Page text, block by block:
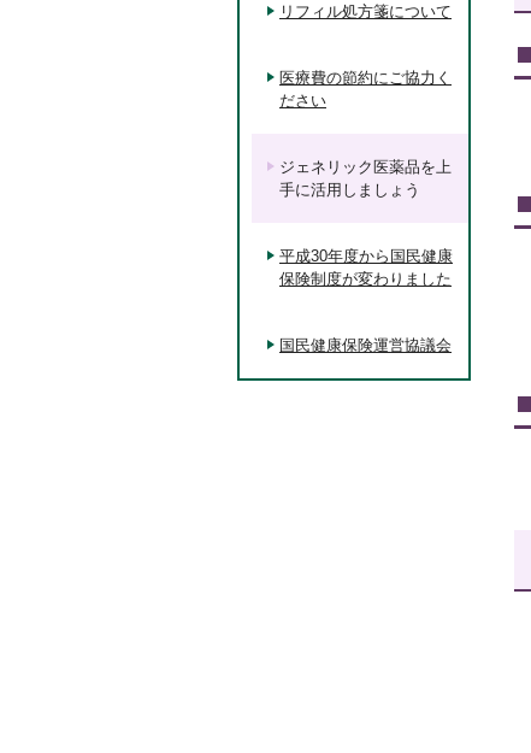
リフィル処方箋について
医療費の節約にご協力く
ださい
ジェネリック医薬品を上
手に活用しましょう
平成30年度から国民健康
保険制度が変わりました
国民健康保険運営協議会